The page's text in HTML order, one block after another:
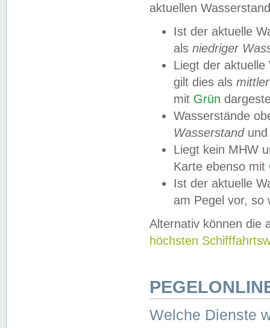
aktuellen
Ist der aktuelle
als niedriger
Liegt der
gilt dies als
mit Grün
Wasserstände
Wasserstandund
Liegt kein MHW
Karte ebenso mit
Ist der aktuelle
am Pegel vor,
Alternativ können die
höchsten
Welche Dienste